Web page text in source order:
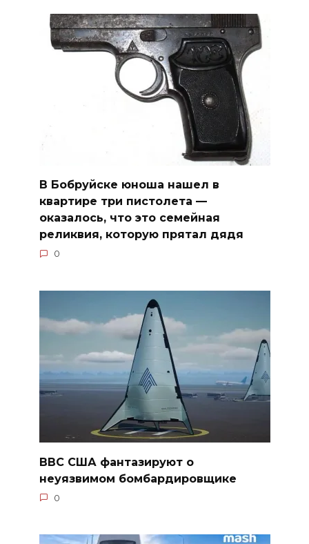
В Бобруйске юноша нашел в
квартире три пистолета —
оказалось, что это семейная
реликвия, которую прятал дядя
0
ВВС США фантазируют о
неуязвимом бомбардировщике
0